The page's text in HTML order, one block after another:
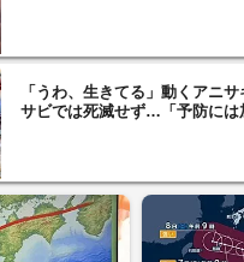
「うわ、生きてる」動くアニ
サビでは死滅せず…「予防には